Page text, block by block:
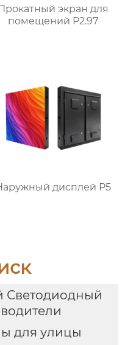
экран для
помещений P2.97
дисплей P5
для улицы